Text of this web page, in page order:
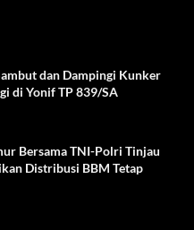
dan Dampingi Kunker
di Yonif TP 839/SA
Bersama TNI-Polri Tinjau
Distribusi BBM Tetap